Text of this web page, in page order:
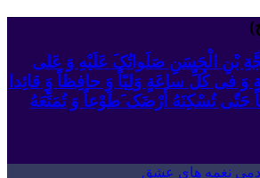
بْنِ الْحَسَنِ صَلَواتُکَ عَلَیْهِ وَ عَلى
وَ فی کُلِّ ساعَةٍ وَلِیّاً وَ حافِظاً وَ قائِدا
حَتّى تُسْکِنَهُ أَرْضَک َطَوْعاً وَ تُمَتِّعَهُ